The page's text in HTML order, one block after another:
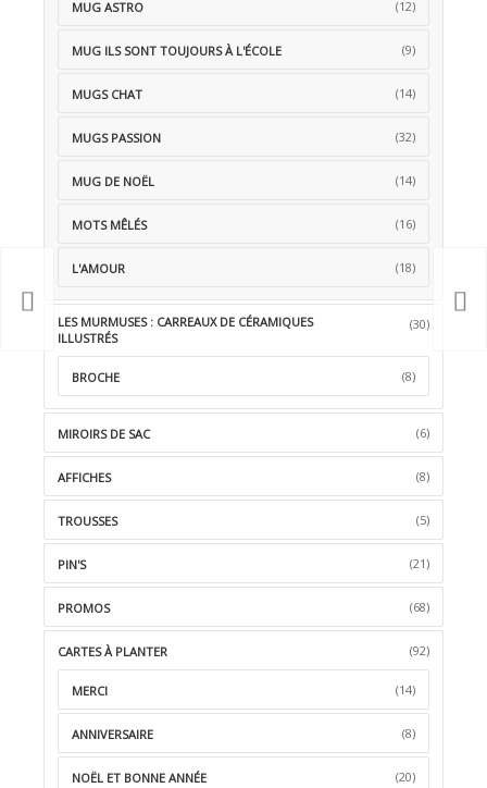
MUG ASTRO (12)
MUG ILS SONT TOUJOURS À L'ÉCOLE (9)
MUGS CHAT (14)
MUGS PASSION (32)
MUG DE NOËL (14)
MOTS MÊLÉS (16)
L'AMOUR (18)
LES MURMUSES : CARREAUX DE CÉRAMIQUES
ILLUSTRÉS
(30)
BROCHE (8)
MIROIRS DE SAC (6)
AFFICHES (8)
TROUSSES (5)
PIN'S (21)
PROMOS (68)
CARTES À PLANTER (92)
MERCI (14)
ANNIVERSAIRE (8)
NOËL ET BONNE ANNÉE (20)